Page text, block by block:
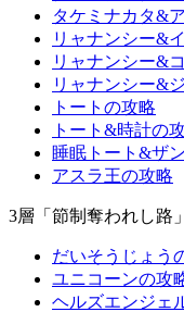
タケミナカタ&
リャナンシー&
リャナンシー&
リャナンシー&
トートの攻略
トート&時計の
睡眠トート&ザ
アスラ王の攻略
3層「節制奪われし路」
だいそうじょう
ユニコーンの攻
ヘルズエンジェ